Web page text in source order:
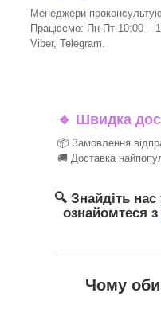
Менеджери
Працюємо: Пн-Пт 10:00 –
Viber, Telegram.
🔹 Швидка
📦 Замовлення
🚚 Доставка
🔍 Знайдіть
ознайомтеся з
Чому